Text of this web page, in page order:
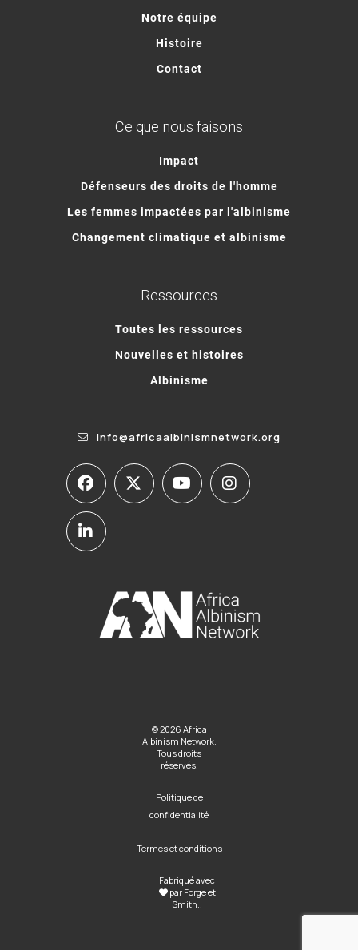
Notre équipe
Histoire
Contact
Ce que nous faisons
Impact
Défenseurs des droits de l'homme
Les femmes impactées par l'albinisme
Changement climatique et albinisme
Ressources
Toutes les ressources
Nouvelles et histoires
Albinisme
info@africaalbinismnetwork.org
© 2026 Africa
Albinism Network.
Tous droits
réservés.
Politique de
confidentialité
Termes et conditions
Fabriqué avec
par Forge et
Smith